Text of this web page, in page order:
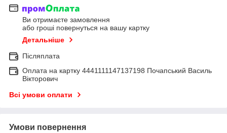
Ви отримаєте замовлення
або гроші повернуться на вашу картку
Детальніше
Післяплата
Оплата на картку 4441111147137198 Почапський Василь
Вікторович
Всі умови оплати
Умови повернення